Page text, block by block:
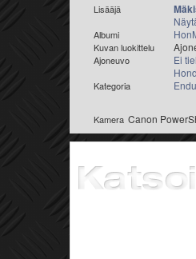
Lisääjä
Albumi
Kuvan luokittelu
Ajoneuvo
Ei
Kategoria
Kamera Canon